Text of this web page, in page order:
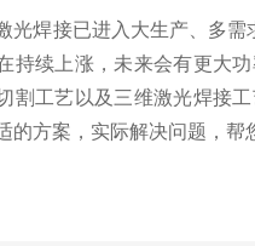
光焊接已进入大生产、多
持续上涨，未来会有更大
割工艺以及三维激光焊接
的方案，实际解决问题，帮